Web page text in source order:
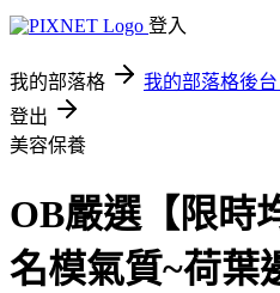
登入
我的部落格 我的部落格後台
登出
美容保養
OB嚴選【限時
名模氣質~荷葉